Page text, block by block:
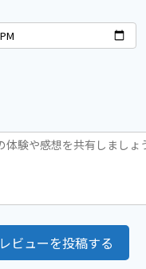
レビューを投稿する